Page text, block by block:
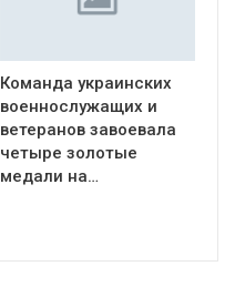
Команда украинских
военнослужащих и
ветеранов завоевала
четыре золотые
медали на…